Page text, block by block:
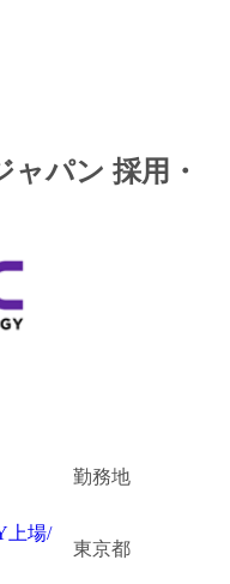
ンク・事務所
ゲーム）
器
パン 採用・
勤務地
上場/
東京都